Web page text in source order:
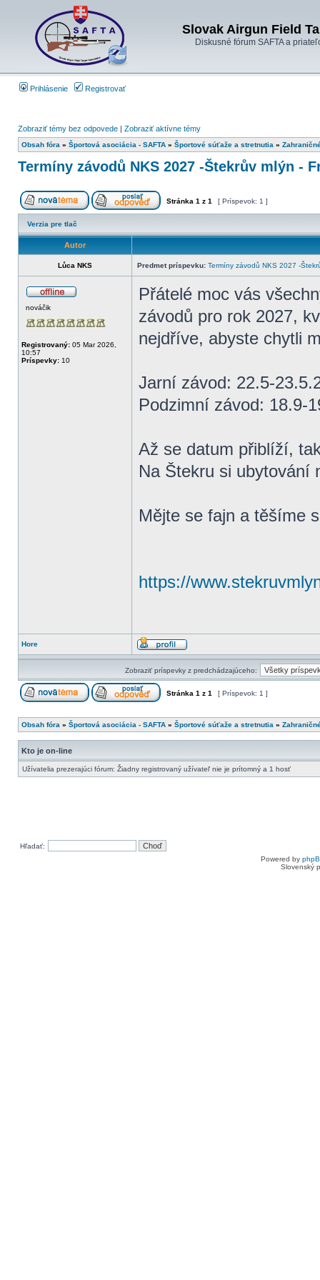
Slovak Airgun Field
Diskusné fórum SAFTA a
Prihlásenie Registrovať
Zobraziť témy bez odpovede | Zobraziť aktívne témy
Obsah fóra » Športová asociácia - SAFTA » Športové súťaže a stretnutia »
Termíny závodů NKS 2027 -Štekrův mlýn -
Stránka 1 z 1 [ Príspevok: 1 ]
Verzia pre tlač
Autor
Lůca NKS Predmet príspevku: Termíny závodů NKS 2027 -
nováčik
Registrovaný: 05 Mar 2026,
10:57
Príspevky: 10
Přátelé moc vás
závodů pro rok 2027,
nejdříve, abyste chytli
Jarní závod: 22.5-
Podzimní závod: 18.9-
Až se datum přiblíží,
Na Štekru si ubytování
Mějte se fajn a těšíme
https://
Hore
Zobraziť príspevky z predchádzajúceho:
Stránka 1 z 1 [ Príspevok: 1 ]
Obsah fóra » Športová asociácia - SAFTA » Športové súťaže a stretnutia »
Kto je on-line
Užívatelia prezerajúci fórum: Žiadny registrovaný užívateľ nie je prítomný a 1 hosť
Hľadať:
Powered by
Slovenský